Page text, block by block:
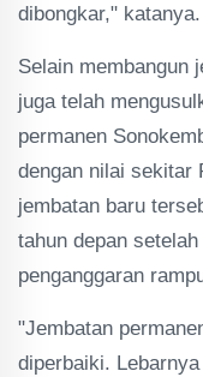
dibongkar," katanya.
Selain membangun
juga telah
permanen
dengan nilai sekitar
jembatan baru
tahun depan
penganggaran
"Jembatan
diperbaiki.